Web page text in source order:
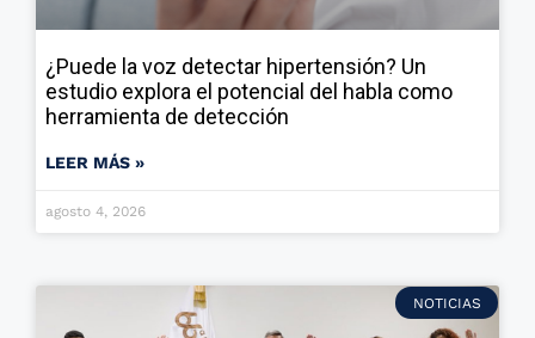
¿Puede la voz detectar hipertensión? Un
estudio explora el potencial del habla como
herramienta de detección
LEER MÁS »
agosto 4, 2026
NOTICIAS